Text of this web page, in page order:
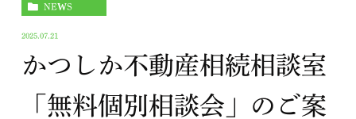
NEWS
2025.07.21
かつしか不動産相続相談室
「無料個別相談会」のご案